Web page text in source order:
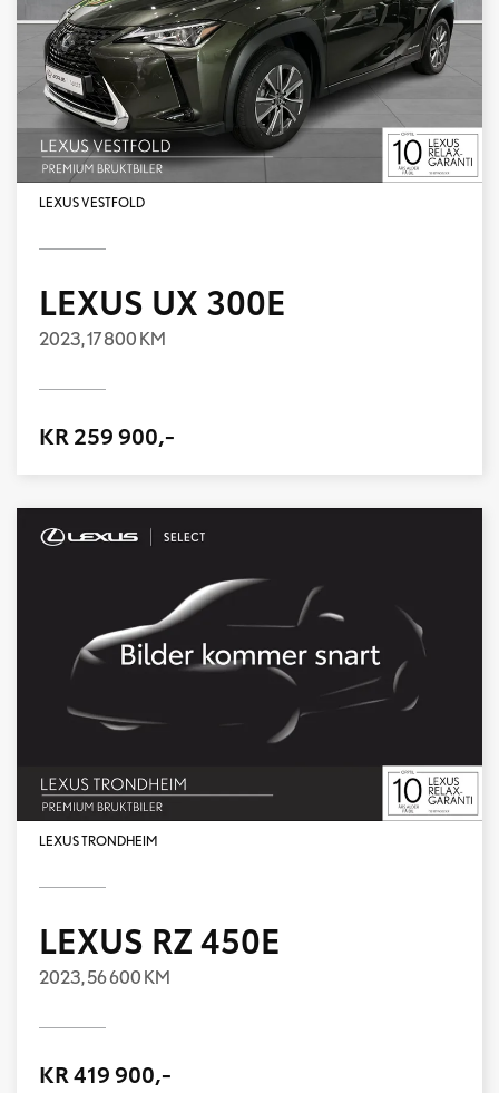
LEXUS VESTFOLD
LEXUS UX 300E
2023,17 800 KM
KR 259 900,-
LEXUS TRONDHEIM
LEXUS RZ 450E
2023,56 600 KM
KR 419 900,-